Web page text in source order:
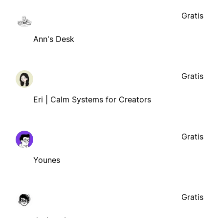
Ann's Desk
Gratis
Eri | Calm Systems for Creators
Gratis
Younes
Gratis
Gratis